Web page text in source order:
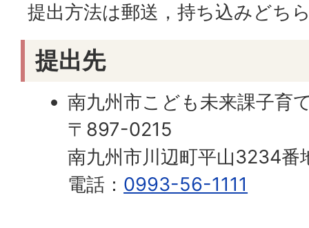
提出方法は郵送，持ち込みどち
提出先
南九州市こども未来課子育
〒897-0215
南九州市川辺町平山3234番
電話： 0993-56-1111